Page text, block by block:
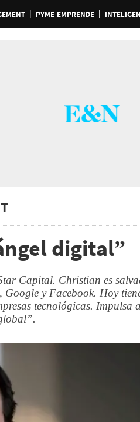
PYME-EMPRENDE
digital”
Capital. Christian es
y Facebook. Hoy
tecnológicas. Impulsa a